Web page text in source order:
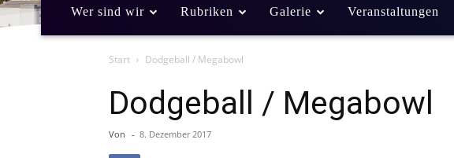
Wer sind wir Rubriken Galerie Veranstaltungen
Start Dodgeball / Megabowl
Dodgeball / Megabowl
Von - 8. Dezember 2017